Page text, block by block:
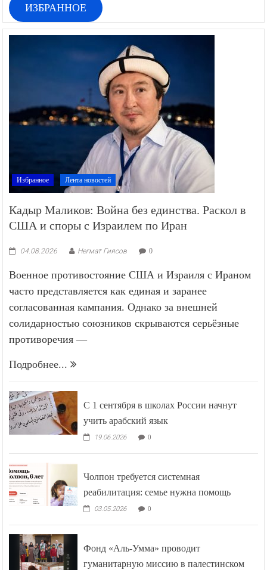
ИЗБРАННОЕ
Избранное Лента новостей
Кадыр Маликов: Война без единства. Раскол в
США и споры с Израилем по Иран
04.08.2026 Негмат Гиясов 0
Военное противостояние США и Израиля с Ираном
часто представляется как единая и заранее
согласованная кампания. Однако за внешней
солидарностью союзников скрываются серьёзные
противоречия —
Подробнее...
С 1 сентября в школах России начнут
учить арабский язык
19.06.2026 0
Чолпон требуется системная
реабилитация: семье нужна помощь
03.05.2026 0
Фонд «Аль-Умма» проводит
гуманитарную миссию в палестинском